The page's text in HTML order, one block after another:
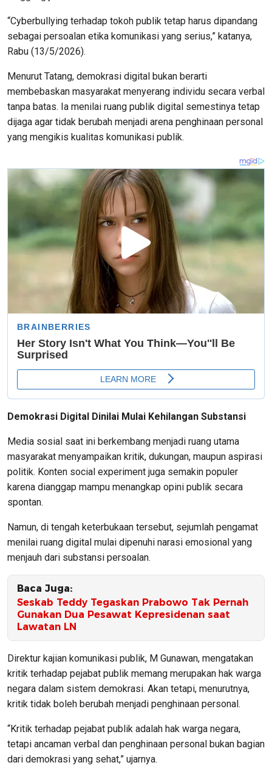
“Cyberbullying terhadap tokoh publik tetap harus dipandang
sebagai persoalan etika komunikasi yang serius,” katanya,
Rabu (13/5/2026).
Menurut Tatang, demokrasi digital bukan berarti
membebaskan masyarakat menyerang individu secara verbal
tanpa batas. Ia menilai ruang publik digital semestinya tetap
dijaga agar tidak berubah menjadi arena penghinaan personal
yang mengikis kualitas komunikasi publik.
Demokrasi Digital Dinilai Mulai Kehilangan Substansi
Media sosial saat ini berkembang menjadi ruang utama
masyarakat menyampaikan kritik, dukungan, maupun aspirasi
politik. Konten social experiment juga semakin populer
karena dianggap mampu menangkap opini publik secara
spontan.
Namun, di tengah keterbukaan tersebut, sejumlah pengamat
menilai ruang digital mulai dipenuhi narasi emosional yang
menjauh dari substansi persoalan.
Baca Juga:
Seskab Teddy Tegaskan Prabowo Tak Pernah
Gunakan Dua Pesawat Kepresidenan saat
Lawatan LN
Direktur kajian komunikasi publik, M Gunawan, mengatakan
kritik terhadap pejabat publik memang merupakan hak warga
negara dalam sistem demokrasi. Akan tetapi, menurutnya,
kritik tidak boleh berubah menjadi penghinaan personal.
“Kritik terhadap pejabat publik adalah hak warga negara,
tetapi ancaman verbal dan penghinaan personal bukan bagian
dari demokrasi yang sehat,” ujarnya.